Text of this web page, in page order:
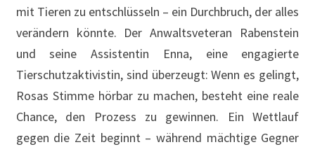
mit Tieren zu entschlüsseln – ein Durchbruch, der alles
verändern könnte. Der Anwaltsveteran Rabenstein
und seine Assistentin Enna, eine engagierte
Tierschutzaktivistin, sind überzeugt: Wenn es gelingt,
Rosas Stimme hörbar zu machen, besteht eine reale
Chance, den Prozess zu gewinnen. Ein Wettlauf
gegen die Zeit beginnt – während mächtige Gegner